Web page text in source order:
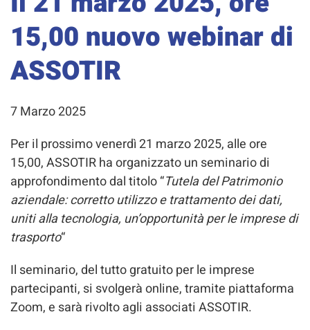
15,00 nuovo webinar di
ASSOTIR
7 Marzo 2025
Per il prossimo venerdì 21 marzo 2025, alle ore
15,00, ASSOTIR ha organizzato un seminario di
approfondimento dal titolo “Tutela del Patrimonio
aziendale: corretto utilizzo e trattamento dei dati,
uniti alla tecnologia, un’opportunità per le imprese di
trasporto“
Il seminario, del tutto gratuito per le imprese
partecipanti, si svolgerà online, tramite piattaforma
Zoom, e sarà rivolto agli associati ASSOTIR.